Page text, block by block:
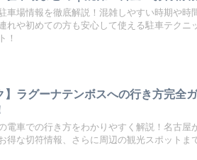
車場情報を徹底解説！混雑しやすい時期や時
れや初めての方も安心して使える駐車テクニ
！
】ラグーナテンボスへの行き方完全
電車での行き方をわかりやすく解説！名古屋
得な切符情報、さらに周辺の観光スポットま